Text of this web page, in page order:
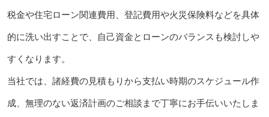
税金や住宅ローン関連費用、登記費用や火災保険料などを具体
的に洗い出すことで、自己資金とローンのバランスも検討しや
すくなります。
当社では、諸経費の見積もりから支払い時期のスケジュール作
成、無理のない返済計画のご相談まで丁寧にお手伝いいたしま